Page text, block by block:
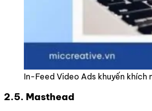
In-Feed Video Ads khuyến khích
2.5. Masthead